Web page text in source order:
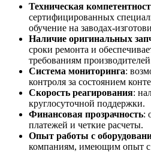
Техническая
сертифицированных
обучение на заводах-
Наличие оригинальных
сроки ремонта и
требованиям
Система мониторинга:
контроля за состоянием
Скорость реагирования:
круглосуточной поддержки.
Финансовая прозрачность:
платежей и четкие расчеты.
Опыт работы с
компаниям, имеющим опыт с